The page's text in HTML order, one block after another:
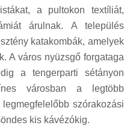
a pultokon textíliát,
árulnak. A település
katakombák, amelyek
A város nyüzsgő forgataga
a tengerparti sétányon
városban a legtöbb
szórakozási
kis kávézókig.